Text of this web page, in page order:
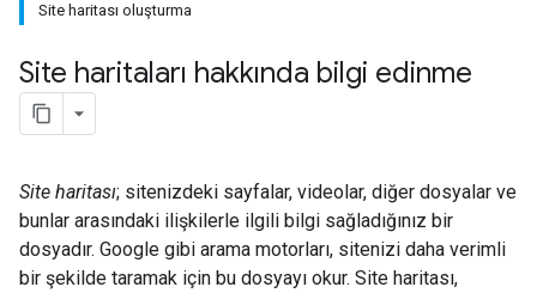
Site haritası oluşturma
Site haritaları hakkında bilgi edinme
Site haritası; sitenizdeki sayfalar, videolar, diğer dosyalar ve
bunlar arasındaki ilişkilerle ilgili bilgi sağladığınız bir
dosyadır. Google gibi arama motorları, sitenizi daha verimli
bir şekilde taramak için bu dosyayı okur. Site haritası,